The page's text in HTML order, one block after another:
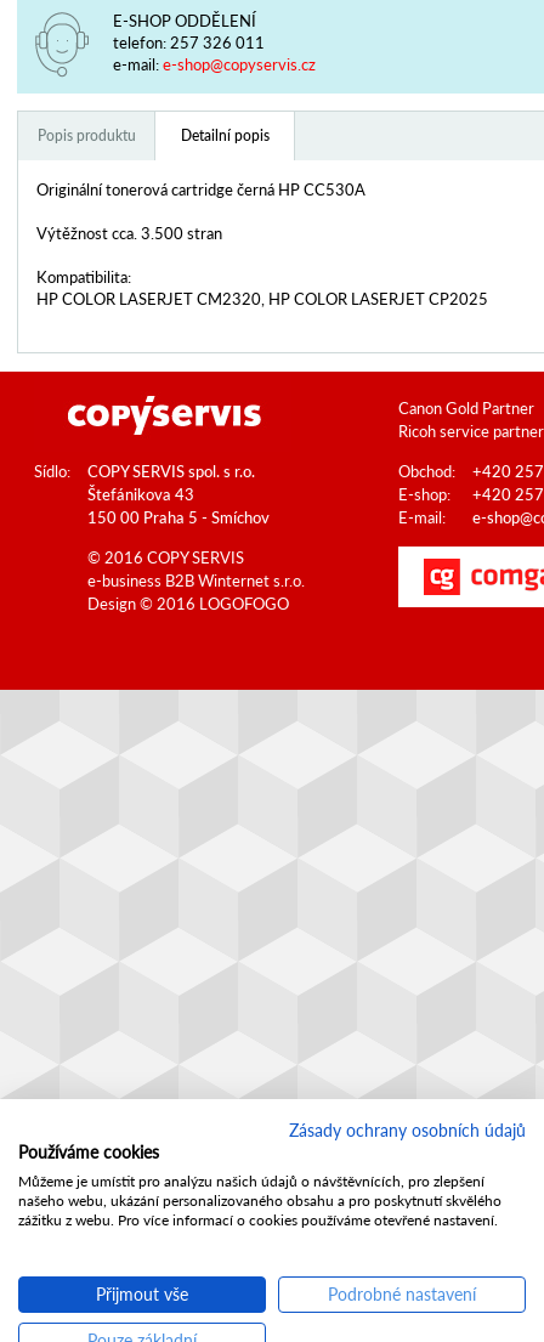
E-SHOP ODDĚLENÍ
telefon: 257 326 011
e-mail:e-shop@copyservis.cz
Popis produktu Detailní popis
Originální tonerová cartridge černá HP CC530A
Výtěžnost cca. 3.500 stran
Kompatibilita:
HP COLOR LASERJET CM2320, HP COLOR LASERJET CP2025
Canon Gold Partner
Ricoh service partner
Sídlo:
COPY SERVIS spol. s r.o.
Štefánikova 43
150 00 Praha 5 - Smíchov
Obchod:
+420
E-shop:
+420
E-mail:
e-
© 2016 COPY SERVIS
e-business B2BWinternet s.r.o.
Design © 2016 LOGOFOGO
Zásady ochrany osobních údajů
Používáme cookies
Můžeme je umístit pro analýzu našich údajů o návštěvnících, pro zlepšení
našeho webu, ukázání personalizovaného obsahu a pro poskytnutí skvělého
zážitku z webu. Pro více informací o cookies používáme otevřené nastavení.
Přijmout vše Podrobné nastavení